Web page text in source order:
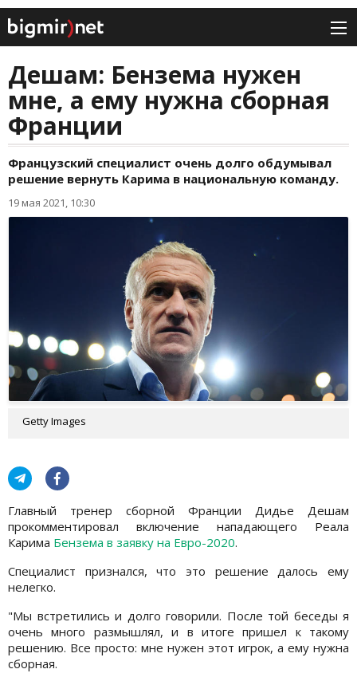
Дешам: Бензема нужен
мне, а ему нужна сборная
Франции
Французский специалист очень долго обдумывал
решение вернуть Карима в национальную команду.
19 мая 2021, 10:30
Getty Images
Главный тренер сборной Франции Дидье Дешам
прокомментировал включение нападающего Реала
Карима Бензема в заявку на Евро-2020.
Специалист признался, что это решение далось ему
нелегко.
"Мы встретились и долго говорили. После той беседы я
очень много размышлял, и в итоге пришел к такому
решению. Все просто: мне нужен этот игрок, а ему нужна
сборная.